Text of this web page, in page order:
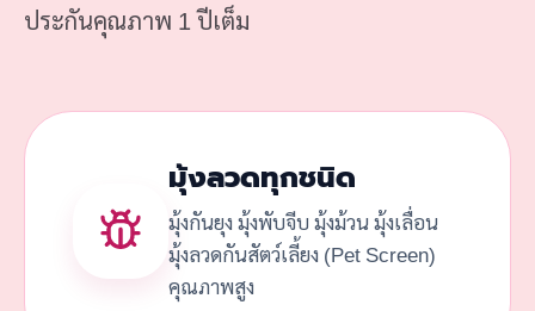
ประกันคุณภาพ 1 ปีเต็ม
มุ้งลวดทุกชนิด
มุ้งกันยุง มุ้งพับจีบ มุ้งม้วน มุ้งเลื่อน
มุ้งลวดกันสัตว์เลี้ยง (Pet Screen)
คุณภาพสูง